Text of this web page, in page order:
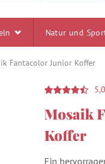
Natur und
Fantacolor Junior Koffer
5,0
Mosaik
Koffer
Ein